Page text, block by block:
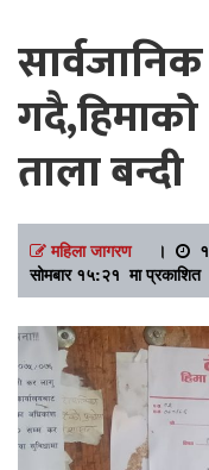
ताला बन्दी
महिला जागरण।
सोमबार १५:२१ मा प्रकाशित